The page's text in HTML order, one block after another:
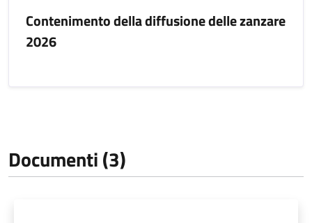
Contenimento della diffusione delle zanzare
2026
Documenti (3)